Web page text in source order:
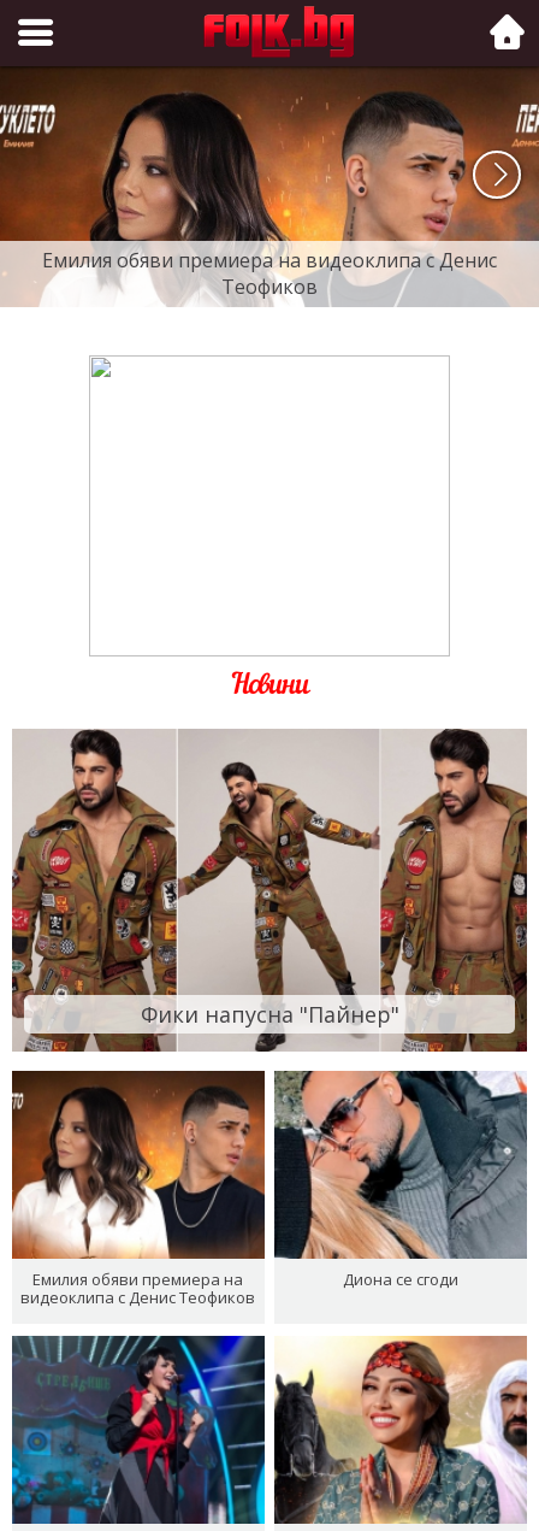
Folk.bg
Емилия обяви премиера на видеоклипа с Денис
Теофиков
Новини
Фики напусна "Пайнер"
Емилия обяви премиера на
видеоклипа с Денис Теофиков
Диона се сгоди